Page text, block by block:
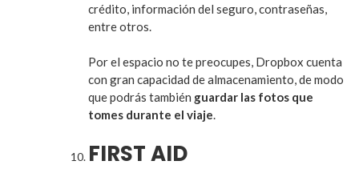
crédito, información del seguro, contraseñas,
entre otros.
Por el espacio no te preocupes, Dropbox cuenta
con gran capacidad de almacenamiento, de modo
que podrás también guardar las fotos que
tomes durante el viaje.
FIRST AID